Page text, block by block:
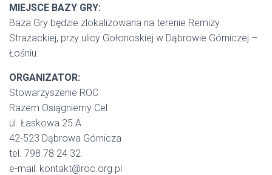
MIEJSCE BAZY GRY:
Baza Gry będzie zlokalizowana na terenie Remizy
Strażackiej, przy ulicy Gołonoskiej w Dąbrowie Górniczej –
Łośniu.
ORGANIZATOR:
Stowarzyszenie ROC
Razem Osiągniemy Cel
ul. Łaskowa 25 A
42-523 Dąbrowa Górnicza
tel. 798 78 24 32
e-mail: kontakt@roc.org.pl